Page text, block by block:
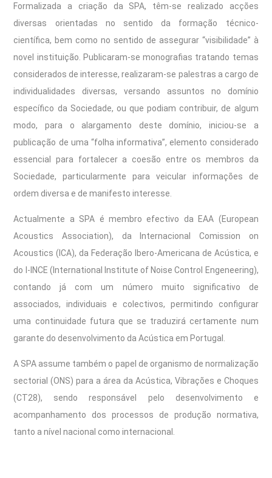
Formalizada a criação da SPA, têm-se realizado acções
diversas orientadas no sentido da formação técnico-
científica, bem como no sentido de assegurar “visibilidade” à
novel instituição. Publicaram-se monografias tratando temas
considerados de interesse, realizaram-se palestras a cargo de
individualidades diversas, versando assuntos no domínio
específico da Sociedade, ou que podiam contribuir, de algum
modo, para o alargamento deste domínio, iniciou-se a
publicação de uma “folha informativa”, elemento considerado
essencial para fortalecer a coesão entre os membros da
Sociedade, particularmente para veicular informações de
ordem diversa e de manifesto interesse.
Actualmente a SPA é membro efectivo da EAA (European
Acoustics Association), da Internacional Comission on
Acoustics (ICA), da Federação Ibero-Americana de Acústica, e
do I-INCE (International Institute of Noise Control Engeneering),
contando já com um número muito significativo de
associados, individuais e colectivos, permitindo configurar
uma continuidade futura que se traduzirá certamente num
garante do desenvolvimento da Acústica em Portugal.
A SPA assume também o papel de organismo de normalização
sectorial (ONS) para a área da Acústica, Vibrações e Choques
(CT28), sendo responsável pelo desenvolvimento e
acompanhamento dos processos de produção normativa,
tanto a nível nacional como internacional.